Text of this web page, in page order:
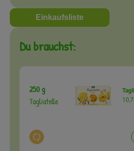
Einkaufsliste
Du brauchst:
250 g
Tagliatelle
Auswahl ändern